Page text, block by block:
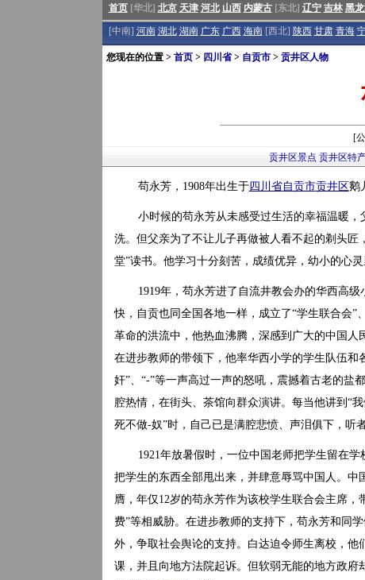
首页[华北] 北京 天津 河北 山西 内蒙古[东北] 辽宁 吉林 黑
[中南] 河南 湖北 湖南 广东 广西 海南[西北] 陕西 甘肃 青海
您现在的位置 > 首页> 四川省> 自贡市> 贡井区人物
[
贡井区景点 贡井区特
苟永芳，1908年出生于四川省自贡市贡井区鹅
小时候的苟永芳从未感受过生活的幸福温暖
洗。但父亲为了不让儿子再做被人看不起的剃头
堂”读书。他学习十分刻苦，成绩优异，幼小的心
1919年，苟永芳进了自流井教会办的华西高
快，自贡也同全国各地一样，成立了“学生联合会”
革命的洪流中，他热血沸腾，深感到广大的中国人
在进步教师的带领下，他率华西小学的学生队伍和
奸”、“-”等一声高过一声的怒吼，震撼着古老的盐
腔热情，在街头、茶馆向群众演讲。每当他讲到“
死不做-奴”时，自己已是满腔悲愤、声泪俱下，听
1921年放暑假时，一位中国老师把学生留在学
把学生的东西全部甩出来，并肆意辱骂中国人。
膺，年仅12岁的苟永芳作为该校学生联合会主席，
费”等相威胁。在进步教师的支持下，苟永芳和同
外，争取社会舆论的支持。白达迫令师生离校，他
课，并且向地方法院起诉。但软弱无能的地方政府